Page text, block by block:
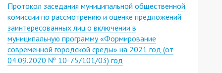
Протокол заседания муниципальной общественной
комиссии по рассмотрению и оценке предложений
заинтересованных лиц о включении в
муниципальную программу «Формирование
современной городской среды» на 2021 год (от
04.09.2020 № 10-75/101/03) год